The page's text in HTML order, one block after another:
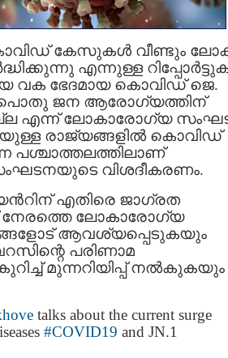
കേസുകൾ വീണ്ടും
എന്നുള്ള
വക ഭേദമായ കൊവിഡ് ജെ.
പൊതു ജന ആരോഗ്യത്തിന്
എന്ന് ലോകാരോഗ്യ
രാജ്യങ്ങളിൽ കൊവിഡ്
പശ്ചാത്തലത്തിലാണ്
വിശദീകരണം.
എതിരെ ജാഗ്രത
നേരത്തെ ലോകാരോഗ്യ
ആവശ്യപ്പെടുകയും
പരിണാമ
മുന്നറിയിപ്പ് നൽകുകയും
talks about the current surge
#COVID19 and JN.1